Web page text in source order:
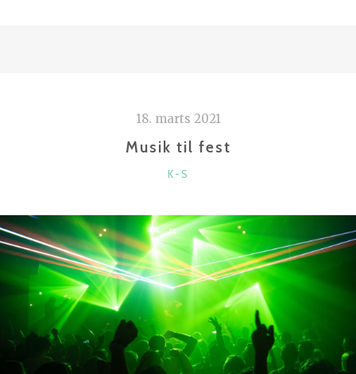
18. marts 2021
Musik til fest
KATEGORIER
K-S